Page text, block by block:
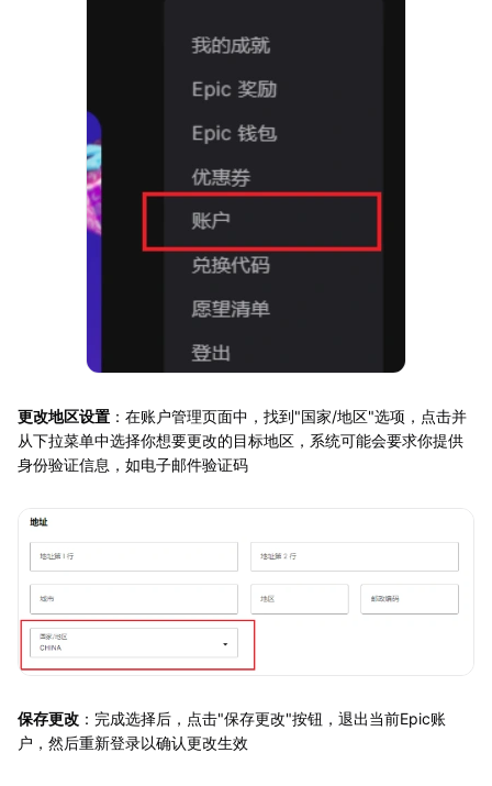
更改地区设置 ：在账户管理页面中，找到"国家/地区"选项，点击并
从下拉菜单中选择你想要更改的目标地区，系统可能会要求你提供
身份验证信息，如电子邮件验证码
保存更改 ：完成选择后，点击"保存更改"按钮，退出当前Epic账
户，然后重新登录以确认更改生效